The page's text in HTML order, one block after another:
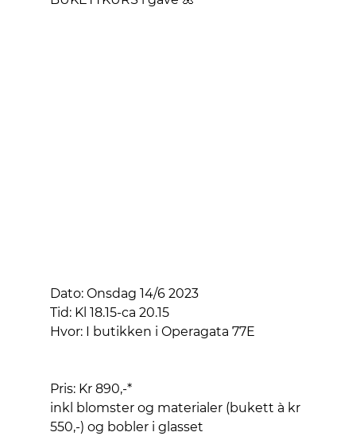
Dato: Onsdag 14/6 2023
Tid: Kl 18.15-ca 20.15
Hvor: I butikken i Operagata 77E
Pris: Kr 890,-*
inkl blomster og materialer (bukett à kr
550,-) og bobler i glasset